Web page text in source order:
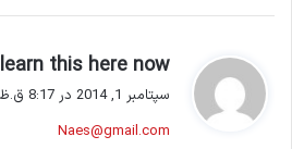
learn this here now
سپتامبر 1, 2014 در 8:17 ق.ظ
Naes@gmail.com